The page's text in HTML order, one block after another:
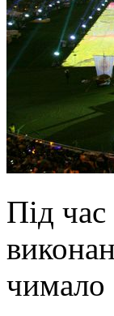
Під час
чимало